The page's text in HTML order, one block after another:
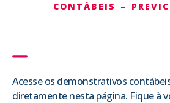
CONTÁBEIS –
Acesse os demonstrativos
diretamente nesta página. Fique à